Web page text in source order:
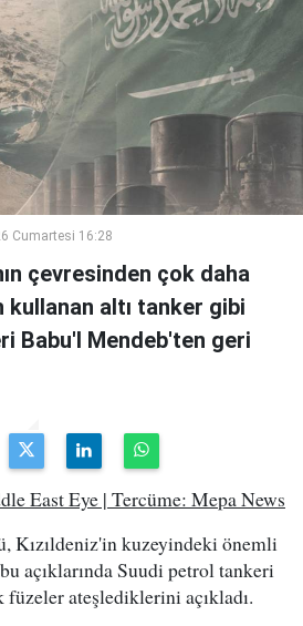
Cumartesi 16:28
çevresinden çok daha
kullanan altı tanker gibi
Babu'l Mendeb'ten geri
East Eye | Tercüme: Mepa News
Kızıldeniz'in kuzeyindeki önemli
açıklarında Suudi petrol tankeri
ateşlediklerini açıkladı.